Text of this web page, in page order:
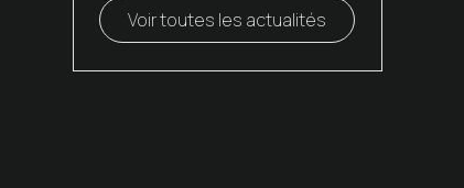
Voir toutes les actualités